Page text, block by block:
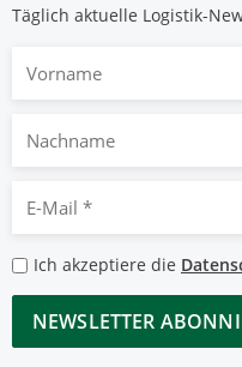
Täglich aktuelle Logistik-
Nachname
Mail
*
*
Ich akzeptiere die
CAPTCHA